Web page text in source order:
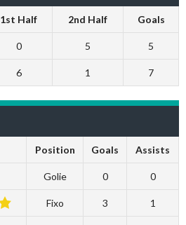
1st Half 2nd Half Goals
0 5 5
6 1 7
Position Goals Assists
Golie 0 0
Fixo 3 1